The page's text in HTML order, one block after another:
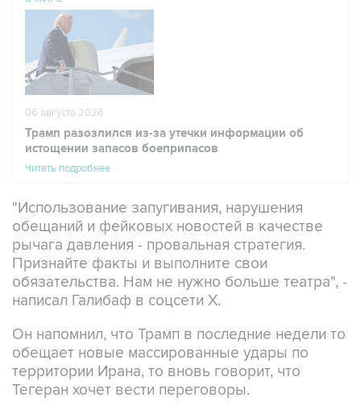
06 августа 2026
Трамп разозлился из-за утечки информации об
истощении запасов боеприпасов
Читать подробнее
"Использование запугивания, нарушения
обещаний и фейковых новостей в качестве
рычага давления - провальная стратегия.
Признайте факты и выполните свои
обязательства. Нам не нужно больше театра", -
написал Галибаф в соцсети X.
Он напомнил, что Трамп в последние недели то
обещает новые массированные удары по
территории Ирана, то вновь говорит, что
Тегеран хочет вести переговоры.